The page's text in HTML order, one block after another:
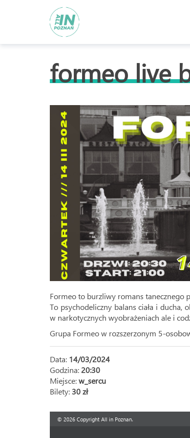
formeo live
Formeo to burzliwy romans tanecznego
To psychodeliczny balans ciała i ducha,
w narkotycznych wyobrażeniach ale i
Grupa Formeo w rozszerzonym 5-
Data: 14/03/2024
Godzina: 20:30
Miejsce:w_sercu
Bilety: 30 zł
© 2026 Copyright All in Poznan.